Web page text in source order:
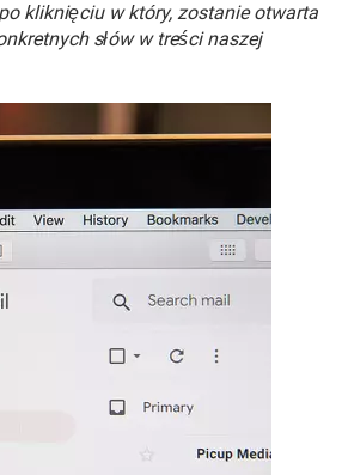
kliknięciu w który, zostanie otwarta
słów w treści naszej